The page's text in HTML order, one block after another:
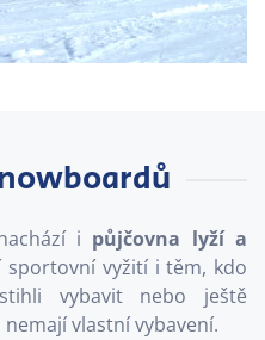
i půjčovna lyží a
sportovní vyžití i těm, kdo
vybavit nebo ještě
vlastní vybavení.